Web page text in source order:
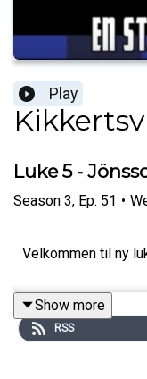
Play
Luke 5 -
Season 3, Ep. 51 •
Velkommen til ny
Show more
RSS